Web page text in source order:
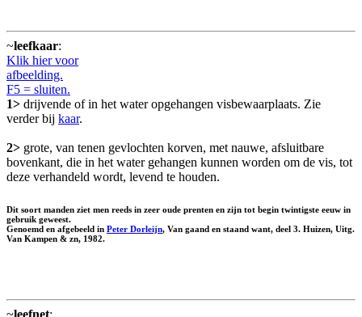
~leefkaar:
Klik hier voor
afbeelding.
F5 = sluiten.
1> drijvende of in het water opgehangen visbewaarplaats. Zie
verder bij kaar.
2> grote, van tenen gevlochten korven, met nauwe, afsluitbare
bovenkant, die in het water gehangen kunnen worden om de vis, tot
deze verhandeld wordt, levend te houden.
Dit soort manden ziet men reeds in zeer oude prenten en zijn tot begin twintigste eeuw in
gebruik geweest.
Genoemd en afgebeeld in Peter Dorleijn, Van gaand en staand want, deel 3. Huizen, Uitg.
Van Kampen & zn, 1982.
~leefnet: